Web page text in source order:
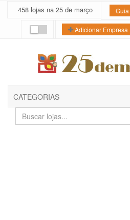
458 lojas na 25 de março
Adicionar Empresa
CATEGORIAS
Buscar
lojas